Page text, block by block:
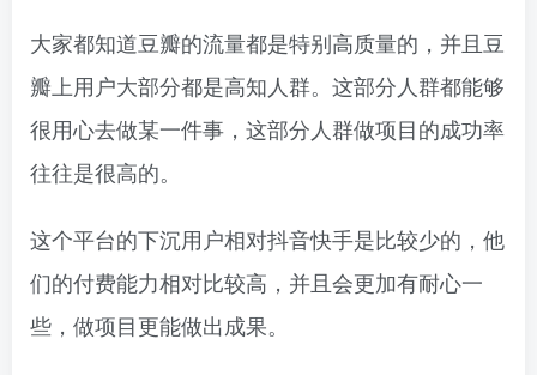
大家都知道豆瓣的流量都是特别高质量的，并且豆
瓣上用户大部分都是高知人群。这部分人群都能够
很用心去做某一件事，这部分人群做项目的成功率
往往是很高的。
这个平台的下沉用户相对抖音快手是比较少的，他
们的付费能力相对比较高，并且会更加有耐心一
些，做项目更能做出成果。